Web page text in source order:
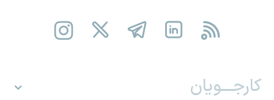
کارجـــویان